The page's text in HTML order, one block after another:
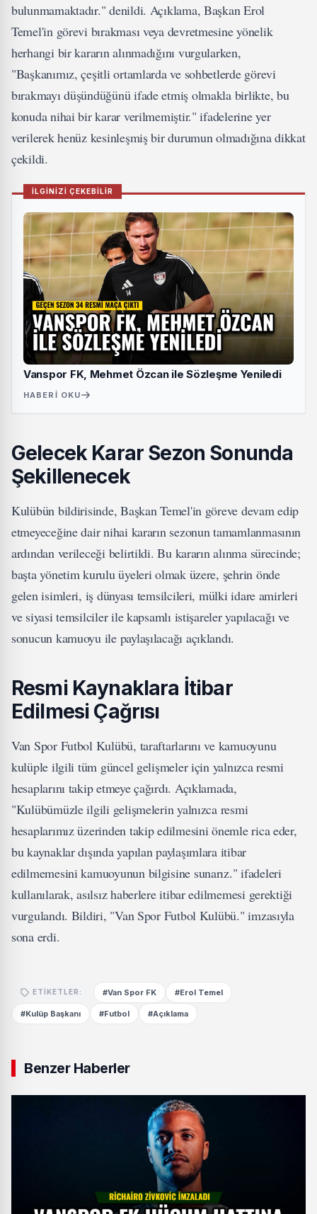
bulunmamaktadır." denildi. Açıklama, Başkan Erol
Temel'in görevi bırakması veya devretmesine yönelik
herhangi bir kararın alınmadığını vurgularken,
"Başkanımız, çeşitli ortamlarda ve sohbetlerde görevi
bırakmayı düşündüğünü ifade etmiş olmakla birlikte, bu
konuda nihai bir karar verilmemiştir." ifadelerine yer
verilerek henüz kesinleşmiş bir durumun olmadığına dikkat
çekildi.
İLGİNİZİ ÇEKEBİLİR
Vanspor FK, Mehmet Özcan ile Sözleşme Yeniledi
HABERI OKU
Gelecek Karar Sezon Sonunda
Şekillenecek
Kulübün bildirisinde, Başkan Temel'in göreve devam edip
etmeyeceğine dair nihai kararın sezonun tamamlanmasının
ardından verileceği belirtildi. Bu kararın alınma sürecinde;
başta yönetim kurulu üyeleri olmak üzere, şehrin önde
gelen isimleri, iş dünyası temsilcileri, mülki idare amirleri
ve siyasi temsilciler ile kapsamlı istişareler yapılacağı ve
sonucun kamuoyu ile paylaşılacağı açıklandı.
Resmi Kaynaklara İtibar
Edilmesi Çağrısı
Van Spor Futbol Kulübü, taraftarlarını ve kamuoyunu
kulüple ilgili tüm güncel gelişmeler için yalnızca resmi
hesaplarını takip etmeye çağırdı. Açıklamada,
"Kulübümüzle ilgili gelişmelerin yalnızca resmi
hesaplarımız üzerinden takip edilmesini önemle rica eder,
bu kaynaklar dışında yapılan paylaşımlara itibar
edilmemesini kamuoyunun bilgisine sunarız." ifadeleri
kullanılarak, asılsız haberlere itibar edilmemesi gerektiği
vurgulandı. Bildiri, "Van Spor Futbol Kulübü." imzasıyla
sona erdi.
ETIKETLER: #Van Spor FK #Erol Temel
#Kulüp Başkanı #Futbol #Açıklama
Benzer Haberler